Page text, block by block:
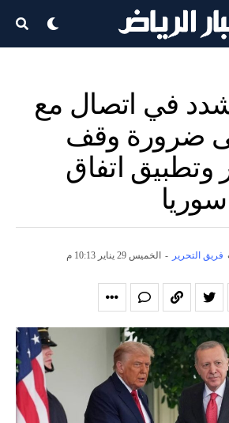
في اتصال مع
ضرورة وقف
وتطبيق اتفاق
فريق التحرير - الخميس 29 يناير 10:13 م